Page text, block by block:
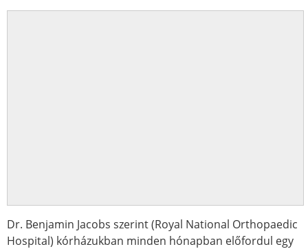
Dr. Benjamin Jacobs szerint (Royal National Orthopaedic
Hospital) kórházukban minden hónapban előfordul egy